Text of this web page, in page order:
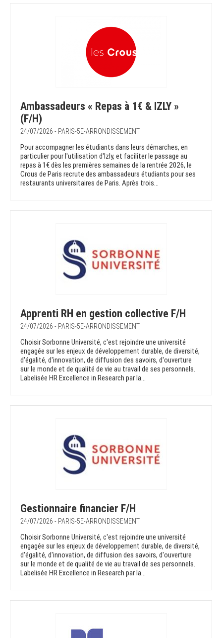
Ambassadeurs « Repas à 1€ & IZLY »
(F/H)
24/07/2026 - PARIS-5E-ARRONDISSEMENT
Pour accompagner les étudiants dans leurs démarches, en
particulier pour l'utilisation d'Izly, et faciliter le passage au
repas à 1€ dès les premières semaines de la rentrée 2026, le
Crous de Paris recrute des ambassadeurs étudiants pour ses
restaurants universitaires de Paris. Après trois...
Apprenti RH en gestion collective F/H
24/07/2026 - PARIS-5E-ARRONDISSEMENT
Choisir Sorbonne Université, c'est rejoindre une université
engagée sur les enjeux de développement durable, de diversité,
d'égalité, d'innovation, de diffusion des savoirs, d'ouverture
sur le monde et de qualité de vie au travail de ses personnels.
Labelisée HR Excellence in Research par la...
Gestionnaire financier F/H
24/07/2026 - PARIS-5E-ARRONDISSEMENT
Choisir Sorbonne Université, c'est rejoindre une université
engagée sur les enjeux de développement durable, de diversité,
d'égalité, d'innovation, de diffusion des savoirs, d'ouverture
sur le monde et de qualité de vie au travail de ses personnels.
Labelisée HR Excellence in Research par la...